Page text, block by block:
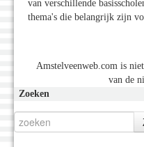
van verschillende
thema's die belangrijk zijn
Amstelveenweb.com is
van de
Zoeken